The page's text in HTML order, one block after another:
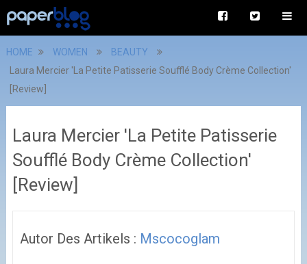
HOME WOMEN
BEAUTY
Laura Mercier 'La Petite Patisserie Soufflé Body Crème Collection'
[Review]
Laura Mercier 'La Petite Patisserie
Soufflé Body Crème Collection'
[Review]
Autor Des Artikels : Mscocoglam